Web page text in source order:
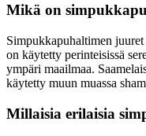
Mikä on
Simpukkapuhaltimen
on käytetty perinteisissä
ympäri maailmaa.
käytetty muun muassa
Millaisia erilaisia